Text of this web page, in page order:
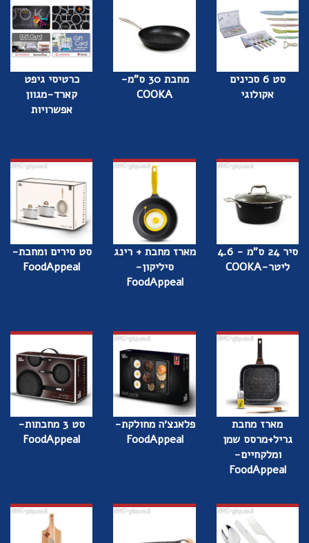
סט 6 סכינים
אקולוגי
מחבת 30 ס"מ-
COOKA
כרטיסי גיפט
קארד-מגוון
אפשרויות
סיר 24 ס"מ - 4.6
ליטר-COOKA
מארז מחבת + רינג
סיליקון-
FoodAppeal
סט סירים ומחבת-
FoodAppeal
מארז מחבת
גריל+מרסס שמן
ומלקחיים-
FoodAppeal
פלאנצ׳ה מחולקת-
FoodAppeal
סט 3 מחבתות-
FoodAppeal